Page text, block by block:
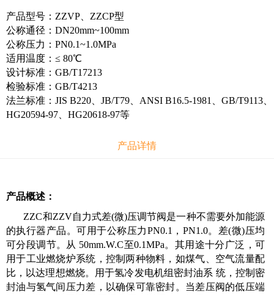
产品型号：ZZVP、ZZCP型
公称通径：DN20mm~100mm
公称压力：PN0.1~1.0MPa
适用温度：≤ 80℃
设计标准：GB/T17213
检验标准：GB/T4213
法兰标准：JIS B220、JB/T79、ANSI B16.5-1981、GB/T9113、
HG20594-97、HG20618-97等
产品详情
产品概述：
ZZC和ZZV自力式差(微)压调节阀是一种不需要外加能源
的执行器产品。可用于公称压力PN0.1，PN1.0。差(微)压均
可分段调节。从 50mm.W.C至0.1MPa。其用途十分广泛，可
用于工业燃烧炉系统，控制两种物料，如煤气、空气流量配
比，以达理想燃烧。用于氢冷发电机组密封油系 统，控制密
封油与氢气间压力差，以确保可靠密封。当差压阀的低压端